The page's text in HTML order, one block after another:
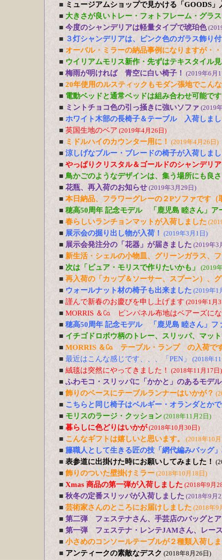
■ ミュージアムショップで見かける「GOODS」
■ 大きさが良いトレー・フォトフレーム・グラ
■ 今度のシャンデリアは軽量タイプで琥珀色
■ ３灯シャンデリアは、ピンク色のガラス飾り付
■ オーバル・ミラーの納品事例になりますが・
■ ウイリアムモリス新作・先ずはテキスタイル
■ 梅雨が明ければ 青空に白い椅子！ (2019年6月
■ 20年使用のルスティックもモダン張地でこん
■ 電動ベッドと通常ベッドは組み合わせ可能です
■ ミントチョコ色の引っ掻きに強いソファ (2019
■ ホワイト木部の長椅子＆テーブル 入荷しま
■ 英国生地のベア (2019年4月26日)
■ ミドルハイのカウンター用に！ (2019年4月26日)
■ 涼しげなブルー・ブレードの椅子が入荷しま
■ やっぱりクリスタル＆ゴールドのシャンデリ
■ 鳥かごのようなデザインは、集う場所にも良
■ 花瓶、再入荷のお知らせ (2019年3月29日)
■ 本日納品、フラワーグレーの２Pソファです（
■ 穂高50周年 記念モデル 「鹿児島 睦さん」
■ 春らしいランチョンマットが入荷しました
■ 展示会の掘り出し物が入荷！ (2019年3月1日)
■ 展示会発注分の「花器」が届きました (2019年3
■ 新生活・シェルの小物皿、グリーンガラス、
■ 次は「ピュア・モリスで作りたいかも」 (2019
■ 再入荷の「カップ＆ソーサー、スプーン）、
■ ウォールナット材の椅子も出来ました (2019年1
■ 謹んで新春のお慶びを申し上げます (2019年1月
■ MORRIS ＆㏇ ピンパネル布地はベアーズに
■ 穂高50周年 記念モデル 「鹿児島 睦さん」フ
■ イチゴドロボウ柄のトレー、スリッパ、マッ
■ MORRIS ＆㏇ テーブル・ランプ の入荷で
■ 最近はこんな感じです、、、「PEN」 (2018年
■ 絨毯は突然にやってきました！ (2018年11月17日)
■ ふわモコ・スリッパに「かかと」のあるモデ
■ 飾りのベースにテーブルランナーはいかが？
■ こちらと同じ椅子はベルギー・オランダとか
■ モリスのラージ・クッション (2018年11月2日)
■ 暮らしに色どりはいかが(2018年10月30日)
■ こんなギフトは嬉しいと思います。 (2018年10
■ 籐職人として生きる匠の技「網代編みバッグ
■ 表参道に出掛けた時にお願いしてみました！
■ 飾りのついた壁掛けミラー (2018年10月18日)
■ Xmas 商品の第一弾が入荷しました (2018年9月
■ 秋冬の定番スリッパが入荷しました (2018年9月
■ 芸術家さんのところにお届けしました (2018年9
■ 第二弾 フェステナさん、手芸店のバッグと
■ 第一弾 フェステナ・レンテJAMさん、レー
■ 小さめのコンソールテーブルが２種類入荷し
■ アンティークの素敵なデスク (2018年8月26日)